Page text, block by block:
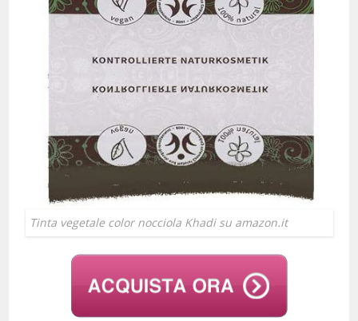
Tinta vegetale color nocciola Khadi su amazon.it